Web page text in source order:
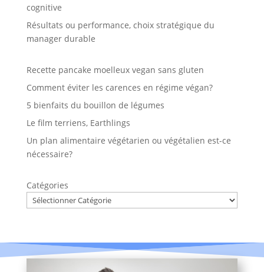
cognitive
Résultats ou performance, choix stratégique du
manager durable
Recette pancake moelleux vegan sans gluten
Comment éviter les carences en régime végan?
5 bienfaits du bouillon de légumes
Le film terriens, Earthlings
Un plan alimentaire végétarien ou végétalien est-ce
nécessaire?
Catégories